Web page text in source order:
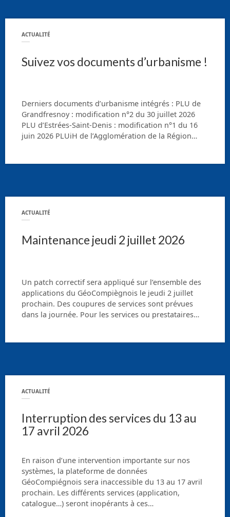
ACTUALITÉ
Suivez vos documents d’urbanisme !
Derniers documents d’urbanisme intégrés : PLU de
Grandfresnoy : modification n°2 du 30 juillet 2026
PLU d’Estrées-Saint-Denis : modification n°1 du 16
juin 2026 PLUiH de l’Agglomération de la Région…
ACTUALITÉ
Maintenance jeudi 2 juillet 2026
Un patch correctif sera appliqué sur l’ensemble des
applications du GéoCompiègnois le jeudi 2 juillet
prochain. Des coupures de services sont prévues
dans la journée. Pour les services ou prestataires…
ACTUALITÉ
Interruption des services du 13 au
17 avril 2026
En raison d’une intervention importante sur nos
systèmes, la plateforme de données
GéoCompiégnois sera inaccessible du 13 au 17 avril
prochain. Les différents services (application,
catalogue…) seront inopérants à ces…